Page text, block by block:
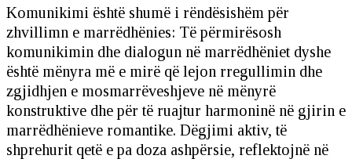
Komunikimi është shumë i rëndësishëm për
zhvillimn e marrëdhënies: Të përmirësosh
komunikimin dhe dialogun në marrëdhëniet dyshe
është mënyra më e mirë që lejon rregullimin dhe
zgjidhjen e mosmarrëveshjeve në mënyrë
konstruktive dhe për të ruajtur harmoninë në gjirin e
marrëdhënieve romantike. Dëgjimi aktiv, të
shprehurit qetë e pa doza ashpërsie, reflektojnë në